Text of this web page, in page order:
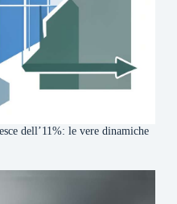
dell’11%: le vere dinamiche